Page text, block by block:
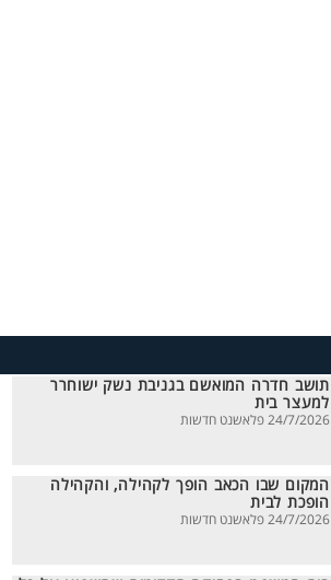
תושב חדרה המואשם בגניבת נשק ישוחרר
למעצר בית
24/7/2026 פלאשנט חדשות
המקום שבו הכאב הופך לקהילה, והקהילה
הופכת לבית
24/7/2026 פלאשנט חדשות